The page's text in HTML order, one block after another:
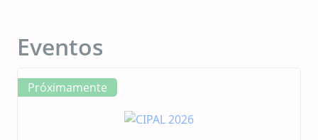
Eventos
Próximamente